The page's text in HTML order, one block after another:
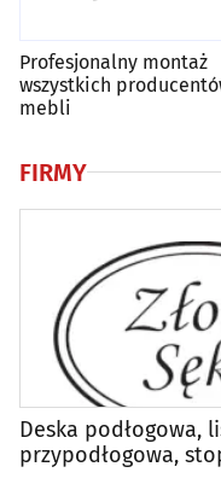
Profesjonalny montaż
wszystkich
mebli
FIRMY
Deska podłogowa,
przypodłogowa,